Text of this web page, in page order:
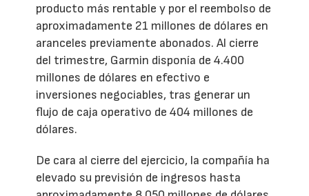
producto más rentable y por el reembolso de
aproximadamente 21 millones de dólares en
aranceles previamente abonados. Al cierre
del trimestre, Garmin disponía de 4.400
millones de dólares en efectivo e
inversiones negociables, tras generar un
flujo de caja operativo de 404 millones de
dólares.
De cara al cierre del ejercicio, la compañía ha
elevado su previsión de ingresos hasta